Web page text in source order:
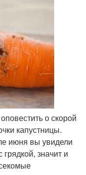
о скорой
капустницы.
июня вы увидели
значит и